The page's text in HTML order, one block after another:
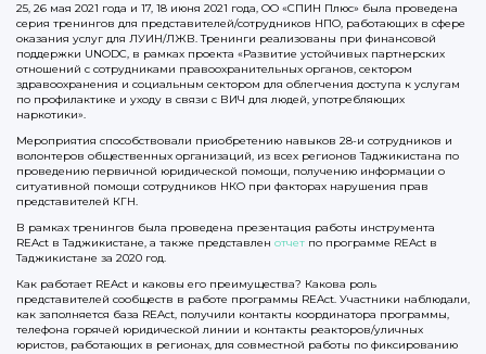
25, 26 мая 2021 года и 17, 18 июня 2021 года, ОО «СПИН Плюс» была проведена
серия тренингов для представителей/сотрудников НПО, работающих в сфере
оказания услуг для ЛУИН/ЛЖВ. Тренинги реализованы при финансовой
поддержки UNODC, в рамках проекта «Развитие устойчивых партнерских
отношений с сотрудниками правоохранительных органов, сектором
здравоохранения и социальным сектором для облегчения доступа к услугам
по профилактике и уходу в связи с ВИЧ для людей, употребляющих
наркотики».
Мероприятия способствовали приобретению навыков 28-и сотрудников и
волонтеров общественных организаций, из всех регионов Таджикистана по
проведению первичной юридической помощи, получению информации о
ситуативной помощи сотрудников НКО при факторах нарушения прав
представителей КГН.
В рамках тренингов была проведена презентация работы инструмента
REAct в Таджикистане, а также представлен отчет по программе REAct в
Таджикистане за 2020 год.
Как работает REAct и каковы его преимущества? Какова роль
представителей сообществ в работе программы REAct. Участники наблюдали,
как заполняется база REAct, получили контакты координатора программы,
телефона горячей юридической линии и контакты реакторов/уличных
юристов, работающих в регионах, для совместной работы по фиксированию